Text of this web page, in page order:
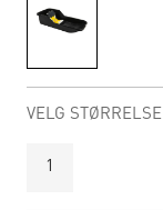
VELG STØRRELSE
1